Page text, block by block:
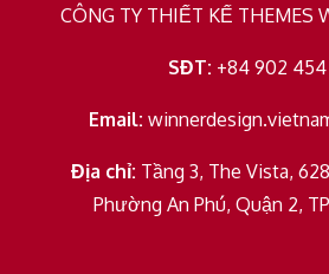
CÔNG TY THIẾT KẾ THEMES
SĐT: +84 902
Email:
Địa chỉ: Tầng 3, The Vista,
Phường An Phú, Quận 2,